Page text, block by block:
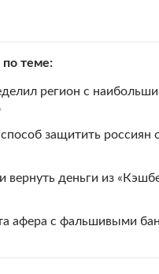
теме
регион с
защитить
вернуть деньги из
афера с фальшивыми